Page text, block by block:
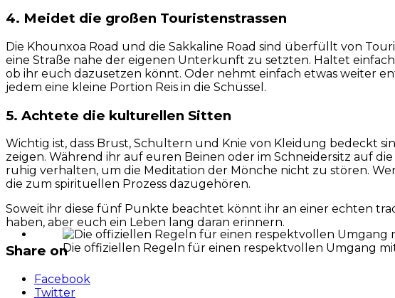
Die offiziellen Regeln für einen respektvollen Umgang
4. Meidet die großen Touristenstrassen
Die Khounxoa Road und die Sakkaline Road sind überfüllt von
eine Straße nahe der eigenen Unterkunft zu setzten. Haltet
ob ihr euch dazusetzen könnt. Oder nehmt einfach etwas weiter
jedem eine kleine Portion Reis in die Schüssel.
5. Achtete die kulturellen Sitten
Wichtig ist, dass Brust, Schultern und Knie von Kleidung bedeckt
zeigen. Während ihr auf euren Beinen oder im Schneidersitz auf
ruhig verhalten, um die Meditation der Mönche nicht zu stören.
die zum spirituellen Prozess dazugehören.
Soweit ihr diese fünf Punkte beachtet könnt ihr an einer echten
haben, aber euch ein Leben lang daran erinnern.
Share on
Facebook
Twitter